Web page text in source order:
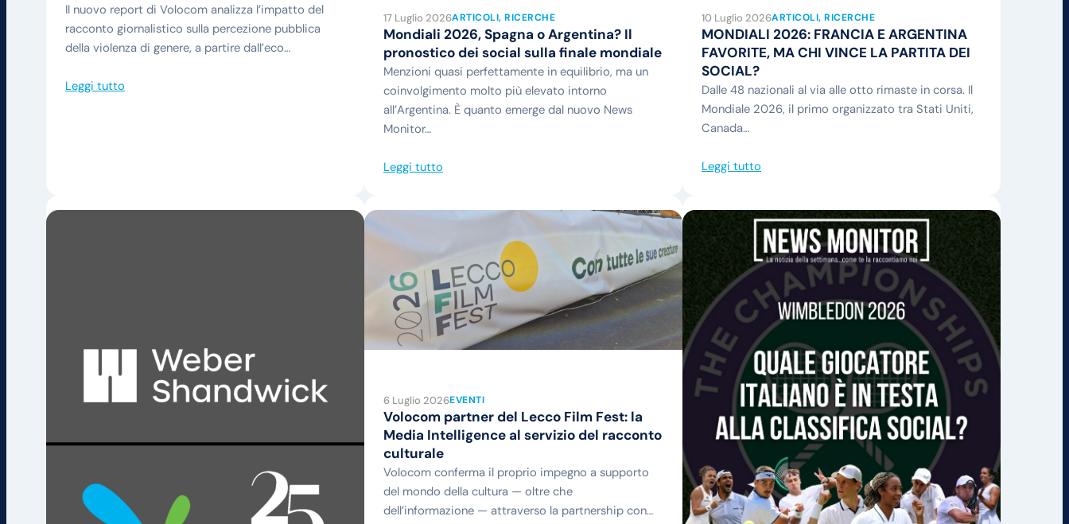
Il nuovo report di Volocom analizza l’impatto del
racconto giornalistico sulla percezione pubblica
della violenza di genere, a partire dall’eco…
Leggi tutto
17 Luglio 2026ARTICOLI, RICERCHE
Mondiali 2026, Spagna o Argentina? Il
pronostico dei social sulla finale mondiale
Menzioni quasi perfettamente in equilibrio, ma un
coinvolgimento molto più elevato intorno
all’Argentina. È quanto emerge dal nuovo News
Monitor…
Leggi tutto
10 Luglio 2026ARTICOLI, RICERCHE
MONDIALI 2026: FRANCIA E ARGENTINA
FAVORITE, MA CHI VINCE LA PARTITA DEI
SOCIAL?
Dalle 48 nazionali al via alle otto rimaste in corsa. Il
Mondiale 2026, il primo organizzato tra Stati Uniti,
Canada…
Leggi tutto
6 Luglio 2026EVENTI
Volocom partner del Lecco Film Fest: la
Media Intelligence al servizio del racconto
culturale
Volocom conferma il proprio impegno a supporto
del mondo della cultura — oltre che
dell’informazione — attraverso la partnership con…